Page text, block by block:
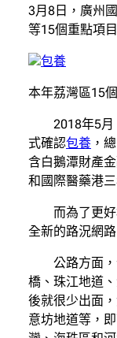
3月8日，廣州
等15個重點項
包養
本年荔灣區15
2018年5月
式確認包養 ，
含白鵝潭財產
和國際醫藥港
而為了更好
全新的路況網
公路方面，
橋、珠江地道
後就很少出面
意坊地道等，